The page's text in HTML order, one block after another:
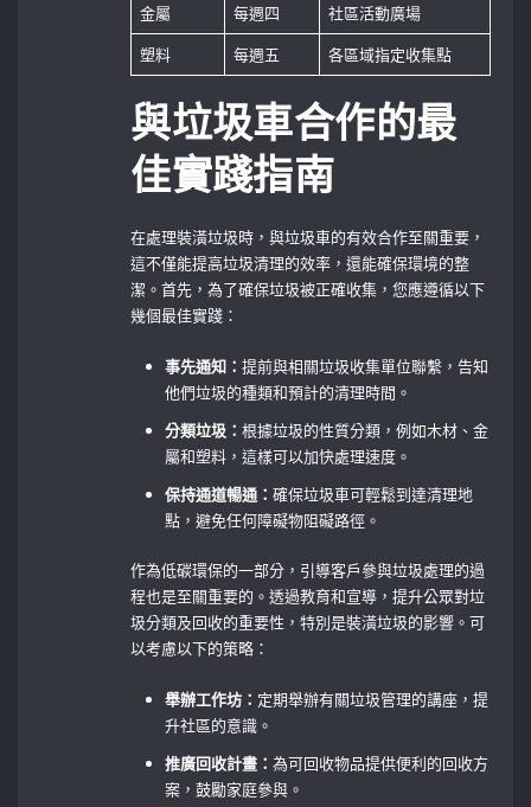
金屬
每週四
社區活動廣場
塑料
每週五 各區域指定收集點
與垃圾車合作的最
佳實踐指南
在處理裝潢垃圾時，與垃圾車的有效合作至關重要，
這不僅能提高垃圾清理的效率，還能確保環境的整
潔。首先，為了確保垃圾被正確收集，您應遵循以下
幾個最佳實踐：
事先通知：提前與相關垃圾收集單位聯繫，告知
他們垃圾的種類和預計的清理時間。
分類垃圾：根據垃圾的性質分類，例如木材、金
屬和塑料，這樣可以加快處理速度。
保持通道暢通：確保垃圾車可輕鬆到達清理地
點，避免任何障礙物阻礙路徑。
作為低碳環保的一部分，引導客戶參與垃圾處理的過
程也是至關重要的。透過教育和宣導，提升公眾對垃
圾分類及回收的重要性，特別是裝潢垃圾的影響。可
以考慮以下的策略：
舉辦工作坊： 定期舉辦有關垃圾管理的講座，提
升社區的意識。
推廣回收計畫：為可回收物品提供便利的回收方
案，鼓勵家庭參與。